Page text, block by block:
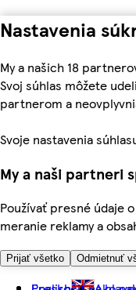
Nastavenia
My a našich 18
Svoj súhlas môžete
partnerom a
Svoje nastavenia
My a naši partneri
Používať presné údaje
meranie reklamy a
Prijať všetko Odmietnuť